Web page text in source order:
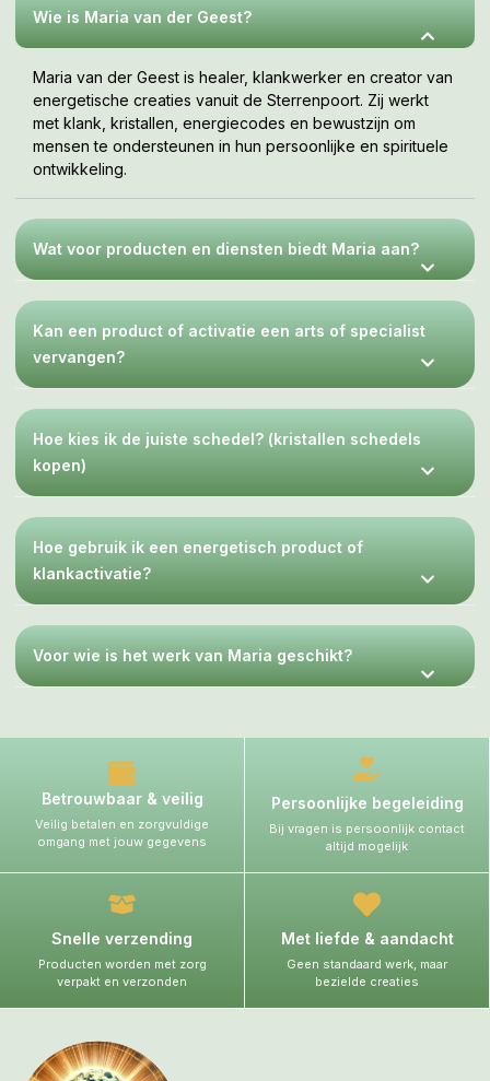
www.sterrenpoort.com
www.aardehealing.com
www.mariavandergeest.com
Ik maak de lezer er tot slot op attent:
Dat de Sterrenpoort en Maria van der Geest nooit
aansprakelijk kunnen worden gesteld voor enigerlei letsel die
een bezoek aan jouw arts / specialist.
Wie is Maria van der Geest?
Maria van der Geest is healer, klankwerker en creator van
energetische creaties vanuit de Sterrenpoort. Zij werkt
met klank, kristallen, energiecodes en bewustzijn om
mensen te ondersteunen in hun persoonlijke en spirituele
ontwikkeling.
Wat voor producten en diensten biedt Maria aan?
Kan een product of activatie een arts of specialist
vervangen?
Hoe kies ik de juiste schedel? (kristallen schedels
kopen)
Hoe gebruik ik een energetisch product of
klankactivatie?
Voor wie is het werk van Maria geschikt?
Betrouwbaar & veilig
Veilig betalen en zorgvuldige
omgang met jouw gegevens
Persoonlijke begeleiding
Bij vragen is persoonlijk contact
altijd mogelijk
Snelle verzending
Producten worden met zorg
verpakt en verzonden
Met liefde & aandacht
Geen standaard werk, maar
bezielde creaties